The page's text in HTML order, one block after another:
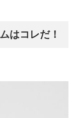
はコレだ！